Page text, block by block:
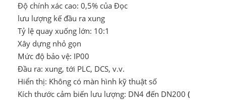
Độ chính xác cao: 0,5% của Đọc
lưu lượng kế đầu ra xung
Tỷ lệ quay xuống lớn: 10:1
Xây dựng nhỏ gọn
Mức độ bảo vệ: IP00
Đầu ra: xung, tới PLC, DCS, v.v.
Hiển thị: Không có màn hình kỹ thuật số
Kích thước cảm biến lưu lượng: DN4 đến DN200 (